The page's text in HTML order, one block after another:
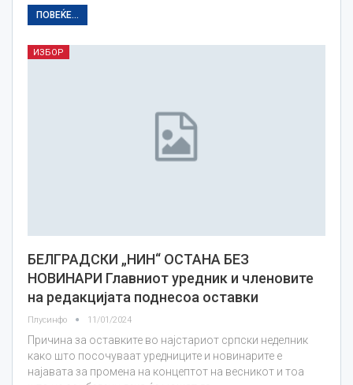
ПОВЕЌЕ...
ИЗБОР
БЕЛГРАДСКИ „НИН“ ОСТАНА БЕЗ
НОВИНАРИ Главниот уредник и членовите
на редакцијата поднесоа оставки
Плусинфо 11/01/2024
Причина за оставките во најстариот српски неделник
како што посочуваат уредниците и новинарите е
најавата за промена на концептот на весникот и тоа